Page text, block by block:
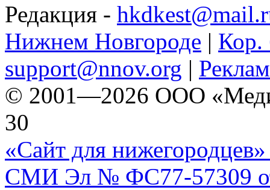
Редакция -
Нижнем Новгороде | Кор.
support@nnov.org |
© 2001—2026 ООО
30
«Сайт для нижегородцев»
СМИ Эл № ФС77-57309